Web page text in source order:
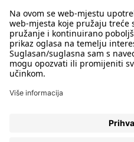
Proizvodi za obrve
Sunce i zaštita
Serumi za lice
Proizvodi za čišćenje lica